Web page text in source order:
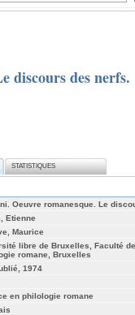
discours des nerfs.
STATISTIQUES
Oeuvre romanesque. Le
Etienne
Maurice
libre de Bruxelles, Faculté
romane, Bruxelles
1974
en philologie romane